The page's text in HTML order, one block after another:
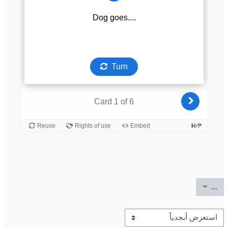
... تصدير المصطلحات
استعراض قاموس المصطلحات باستعمال الفهرس